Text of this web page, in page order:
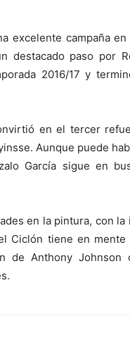
excelente campaña
destacado paso por
2016/17 y
en el tercer
Aunque puede
García sigue en
en la pintura, con
Ciclón tiene en
de Anthony